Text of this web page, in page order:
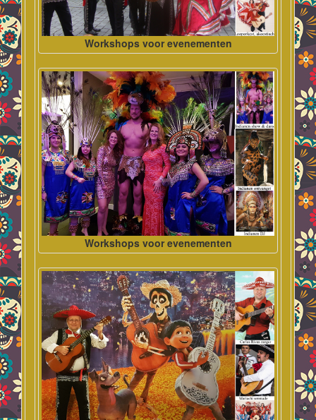
Workshops voor evenementen
Workshops voor evenementen